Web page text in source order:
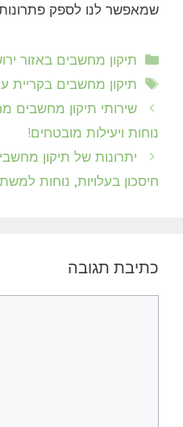
שמאפשר לנו לספק פתרונות
קטגוריות
תיקון מחשבים באזור
תגיות
תיקון מחשבים בקריית
שירותי תיקון מחשבים
נוחות ויעילות מובטחים!
יתרונות של תיקון
חיסכון בעלויות, נוחות
כתיבת תגובה